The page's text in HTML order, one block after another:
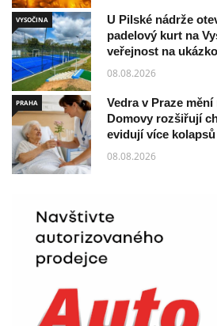
VYSOČINA
U Pilské nádrže
padelový kurt na
veřejnost na
08.08.2026
PRAHA
Vedra v Praze
Domovy rozšiřují
evidují více kolapsů
08.08.2026